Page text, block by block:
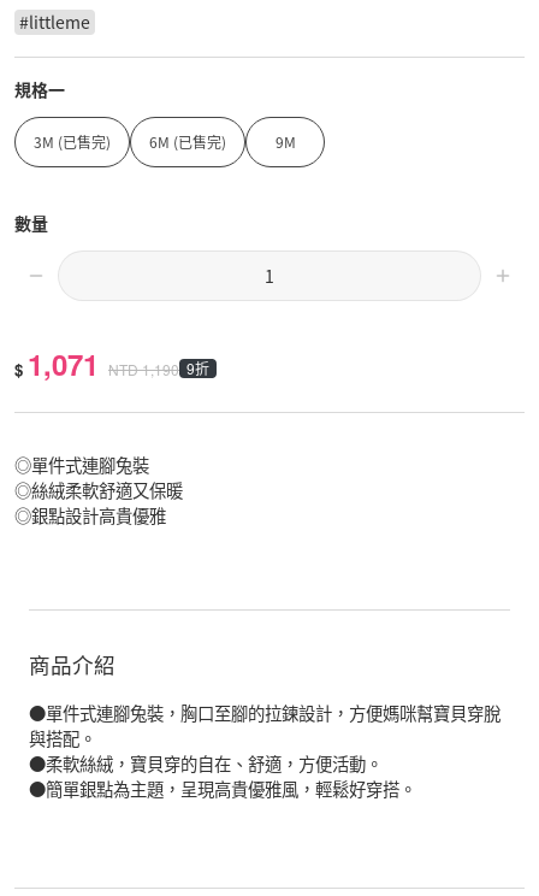
#littleme
規格一
3M (已售完) 6M (已售完) 9M
數量
$ 1,071 NTD1,190 9折
◎單件式連腳兔裝
◎絲絨柔軟舒適又保暖
◎銀點設計高貴優雅
商品介紹
●單件式連腳兔裝，胸口至腳的拉鍊設計，方便媽咪幫寶貝穿脫
與搭配。
●柔軟絲絨，寶貝穿的自在、舒適，方便活動。
●簡單銀點為主題，呈現高貴優雅風，輕鬆好穿搭。